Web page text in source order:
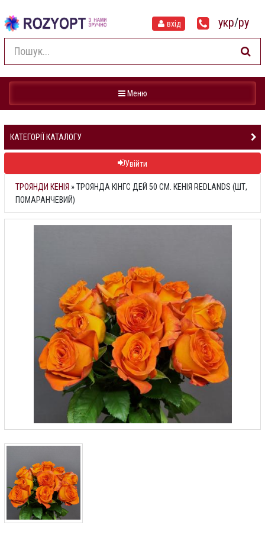
вхід укр/ру
Навігація
Меню
КАТЕГОРІЇ КАТАЛОГУ
Увійти
ТРОЯНДИ КЕНІЯ »ТРОЯНДА КІНГС ДЕЙ 50 СМ. КЕНІЯ REDLANDS (ШТ,
ПОМАРАНЧЕВИЙ)